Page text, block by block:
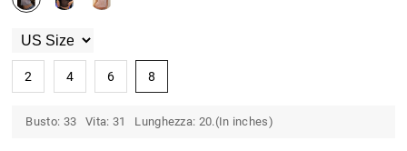
2 4 6 8
Busto: 33 Vita: 31 Lunghezza: 20.(In inches)